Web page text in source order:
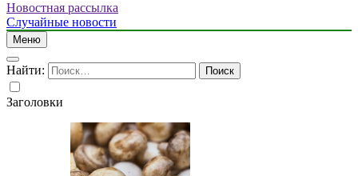
Новостная рассылка
Случайные новости
Меню
Найти:
Заголовки